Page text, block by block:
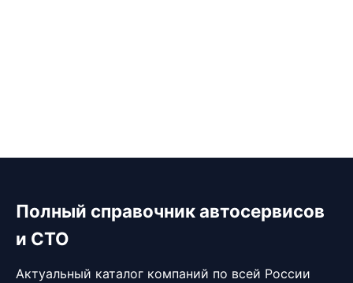
Полный справочник автосервисов
и СТО
Актуальный каталог компаний по всей России